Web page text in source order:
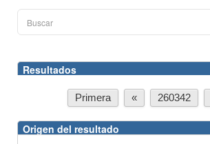
Resultados
Primera « 260342
Origen del resultado